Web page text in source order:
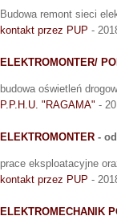
Budowa remont sieci
kontakt przez PUP -
ELEKTROMONTER/
budowa oświetleń
P.P.H.U. "RAGAMA" -
ELEKTROMONTER -
prace eksploatacyjne
kontakt przez PUP -
ELEKTROMECHANIK